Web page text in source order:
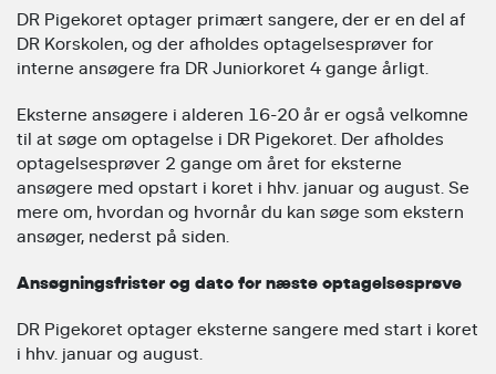
DR Pigekoret optager primært sangere, der er en del af
DR Korskolen, og der afholdes optagelsesprøver for
interne ansøgere fra DR Juniorkoret 4 gange årligt.
Eksterne ansøgere i alderen 16-20 år er også velkomne
til at søge om optagelse i DR Pigekoret. Der afholdes
optagelsesprøver 2 gange om året for eksterne
ansøgere med opstart i koret i hhv. januar og august. Se
mere om, hvordan og hvornår du kan søge som ekstern
ansøger, nederst på siden.
Ansøgningsfrister og dato for næste optagelsesprøve
DR Pigekoret optager eksterne sangere med start i koret
i hhv. januar og august.